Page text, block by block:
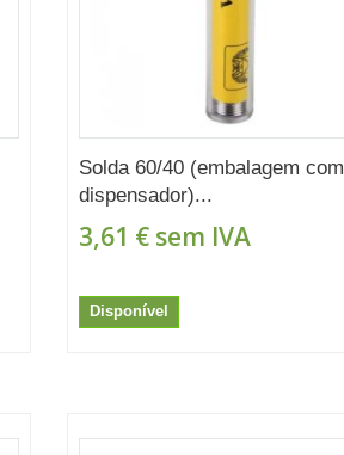
Solda 60/40 (embalagem com
dispensador)...
3,61 €sem IVA
Disponível